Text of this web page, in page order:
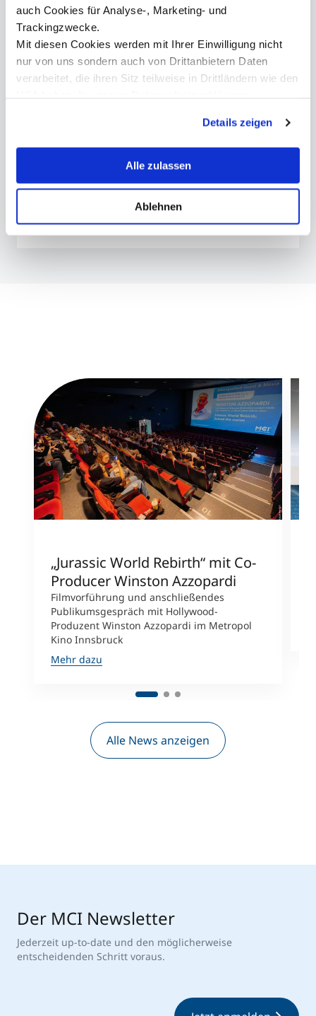
auch Cookies für Analyse-, Marketing- und
Trackingzwecke.
Mit diesen Cookies werden mit Ihrer Einwilligung nicht
nur von uns sondern auch von Drittanbietern Daten
verarbeitet, die ihren Sitz teilweise in Drittländern wie den
erklären Ihnen genau, was eine Datenübermittlung in die
USA bedeuten kann.
Details zeigen
Alle zulassen
Ablehnen
Mag. Bettina Stichauner
Einladungsflyer( pdf | 291.12K )
„Jurassic World Rebirth“ mit Co-
Producer Winston Azzopardi
Filmvorführung und anschließendes
Publikumsgespräch mit Hollywood-
Produzent Winston Azzopardi im Metropol
Kino Innsbruck
Mehr dazu
Alle News anzeigen
Der MCI Newsletter
Jederzeit up-to-date und den möglicherweise
entscheidenden Schritt voraus.